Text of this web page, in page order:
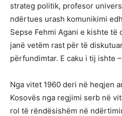
strateg politik, profesor
ndërtues urash komunikimi
Sepse Fehmi Agani e kishte
janë vetëm rast për të
përfundimtar. E caku i tij ishte
Nga vitet 1960 deri në heqjen
Kosovës nga regjimi serb në
rol të rëndësishëm në